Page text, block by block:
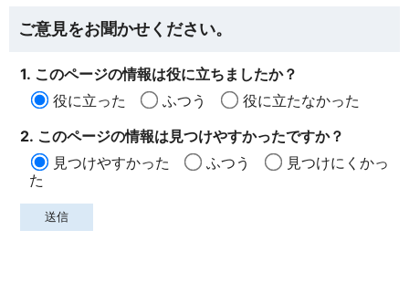
ご意見をお聞かせください。
1. このページの情報は役に立ちましたか？
役に立った
ふつう
役に立たなかった
2. このページの情報は見つけやすかったですか？
見つけやすかった
ふつう
見つけにくかっ
た